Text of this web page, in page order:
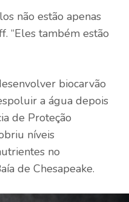
não estão apenas
“Eles também estão
biocarvão
a água depois
de Proteção
níveis
no
de Chesapeake.